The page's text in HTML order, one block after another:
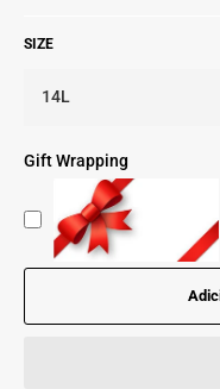
SIZE
Gift Wrapping